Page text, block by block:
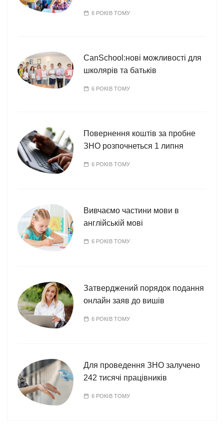
6 РОКІВ ТОМУ
CanSchool:нові можливості для
школярів та батьків
6 РОКІВ ТОМУ
Повернення коштів за пробне
ЗНО розпочнеться 1 липня
6 РОКІВ ТОМУ
Вивчаємо частини мови в
англійській мові
6 РОКІВ ТОМУ
Затверджений порядок подання
онлайн заяв до вишів
6 РОКІВ ТОМУ
Для проведення ЗНО залучено
242 тисячі працівників
6 РОКІВ ТОМУ